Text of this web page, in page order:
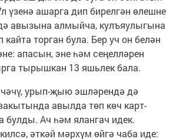
үзенә ашарга дип бирелгән өлешне
авызына алмыйча, кулъяулыгына
кайта торган була. Бер уч он белән
апасын, эне һәм сеңелләрен
тырышкан 13 яшьлек бала.
урып-җыю эшләрендә дә
авылда төп көч карт-
булды. Ач һәм ялангач идек.
әткәй мәрхүм өйгә чаба иде: